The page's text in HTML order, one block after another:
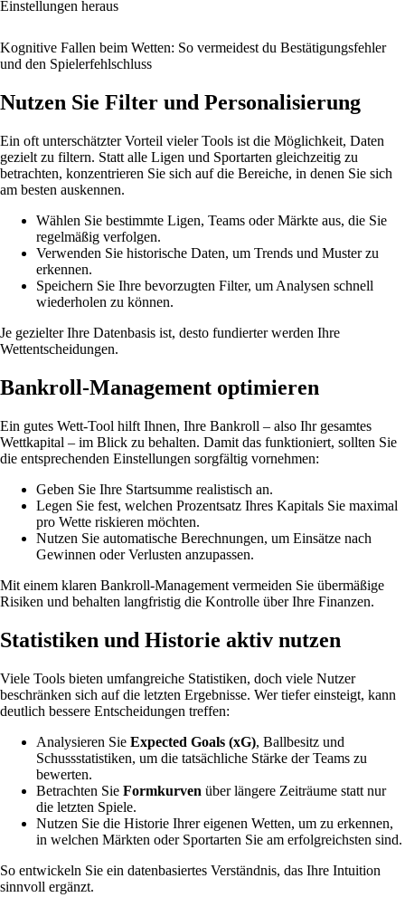
Einstellungen heraus
Kognitive Fallen beim Wetten: So vermeidest du Bestätigungsfehler
und den Spielerfehlschluss
Nutzen Sie Filter und Personalisierung
Ein oft unterschätzter Vorteil vieler Tools ist die Möglichkeit, Daten
gezielt zu filtern. Statt alle Ligen und Sportarten gleichzeitig zu
betrachten, konzentrieren Sie sich auf die Bereiche, in denen Sie sich
am besten auskennen.
Wählen Sie bestimmte Ligen, Teams oder Märkte aus, die Sie
regelmäßig verfolgen.
Verwenden Sie historische Daten, um Trends und Muster zu
erkennen.
Speichern Sie Ihre bevorzugten Filter, um Analysen schnell
wiederholen zu können.
Je gezielter Ihre Datenbasis ist, desto fundierter werden Ihre
Wettentscheidungen.
Bankroll-Management optimieren
Ein gutes Wett-Tool hilft Ihnen, Ihre Bankroll – also Ihr gesamtes
Wettkapital – im Blick zu behalten. Damit das funktioniert, sollten Sie
die entsprechenden Einstellungen sorgfältig vornehmen:
Geben Sie Ihre Startsumme realistisch an.
Legen Sie fest, welchen Prozentsatz Ihres Kapitals Sie maximal
pro Wette riskieren möchten.
Nutzen Sie automatische Berechnungen, um Einsätze nach
Gewinnen oder Verlusten anzupassen.
Mit einem klaren Bankroll-Management vermeiden Sie übermäßige
Risiken und behalten langfristig die Kontrolle über Ihre Finanzen.
Statistiken und Historie aktiv nutzen
Viele Tools bieten umfangreiche Statistiken, doch viele Nutzer
beschränken sich auf die letzten Ergebnisse. Wer tiefer einsteigt, kann
deutlich bessere Entscheidungen treffen:
Analysieren Sie Expected Goals (xG), Ballbesitz und
Schussstatistiken, um die tatsächliche Stärke der Teams zu
bewerten.
Betrachten Sie Formkurven über längere Zeiträume statt nur
die letzten Spiele.
Nutzen Sie die Historie Ihrer eigenen Wetten, um zu erkennen,
in welchen Märkten oder Sportarten Sie am erfolgreichsten sind.
So entwickeln Sie ein datenbasiertes Verständnis, das Ihre Intuition
sinnvoll ergänzt.